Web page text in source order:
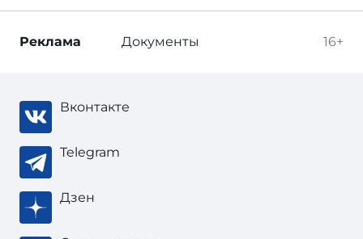
16+
Реклама Документы
Вконтакте
Telegram
Дзен